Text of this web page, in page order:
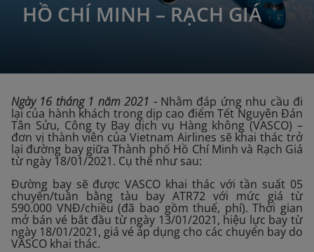
HỒ CHÍ MINH – RẠCH GIÁ
Ngày 16 tháng 1 năm 2021 - Nhằm đáp ứng nhu cầu đi
lại của hành khách trong dịp cao điểm Tết Nguyên Đán
Tân Sửu, Công ty Bay dịch vụ Hàng không (VASCO) –
đơn vị thành viên của Vietnam Airlines sẽ khai thác trở
lại đường bay giữa Thành phố Hồ Chí Minh và Rạch Giá
từ ngày 18/01/2021. Cụ thể như sau:
Đường bay sẽ được VASCO khai thác với tần suất 05
chuyến/tuần bằng tàu bay ATR72 với mức giá từ
590.000 VNĐ/chiều (đã bao gồm thuế, phí). Thời gian
mở bán vé bắt đầu từ ngày 13/01/2021, hiệu lực bay từ
ngày 18/01/2021, giá vé áp dụng cho các chuyến bay do
VASCO khai thác.